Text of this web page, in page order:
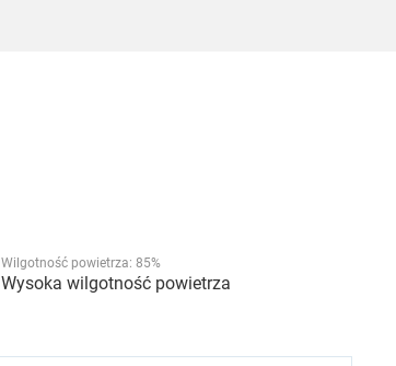
Wilgotność powietrza: 85%
Wysoka wilgotność powietrza